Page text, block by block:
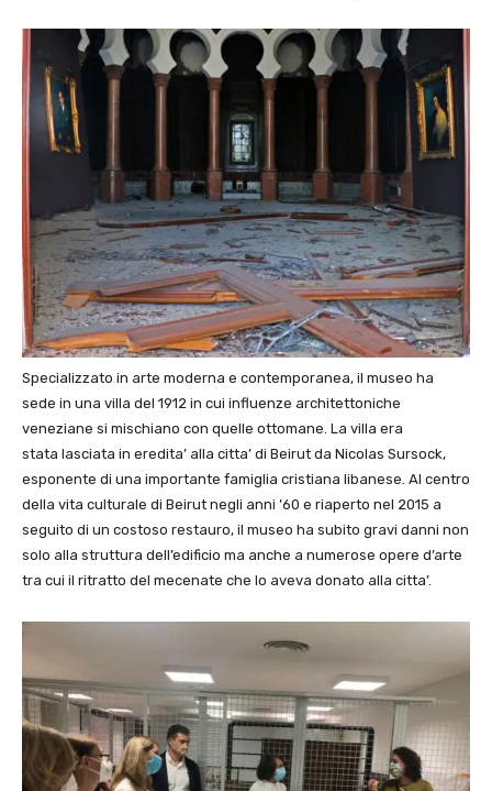
Specializzato in arte moderna e contemporanea, il museo ha
sede in una villa del 1912 in cui influenze architettoniche
veneziane si mischiano con quelle ottomane. La villa era
stata lasciata in eredita’ alla citta’ di Beirut da Nicolas Sursock,
esponente di una importante famiglia cristiana libanese. Al centro
della vita culturale di Beirut negli anni ’60 e riaperto nel 2015 a
seguito di un costoso restauro, il museo ha subito gravi danni non
solo alla struttura dell’edificio ma anche a numerose opere d’arte
tra cui il ritratto del mecenate che lo aveva donato alla citta’.